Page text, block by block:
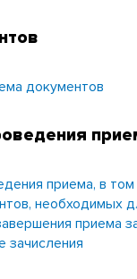
документов
приема, в том
необходимых
приема
зачисления